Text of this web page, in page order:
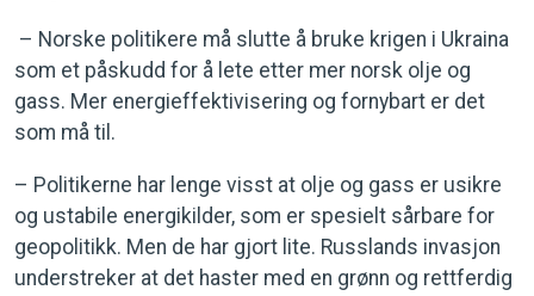
– Norske politikere må slutte å bruke krigen i Ukraina
som et påskudd for å lete etter mer norsk olje og
gass. Mer energieffektivisering og fornybart er det
som må til.
– Politikerne har lenge visst at olje og gass er usikre
og ustabile energikilder, som er spesielt sårbare for
geopolitikk. Men de har gjort lite. Russlands invasjon
understreker at det haster med en grønn og rettferdig